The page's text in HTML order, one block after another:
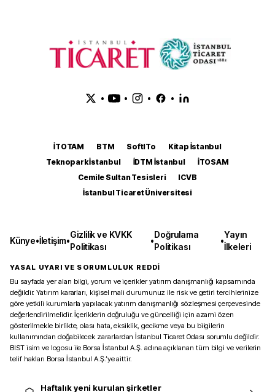
• • • •
İTOTAM BTM SoftITo
Kitap İstanbul
Teknopark İstanbul
İDTM İstanbul
İTOSAM
Cemile Sultan Tesisleri
ICVB
İstanbul Ticaret Üniversitesi
Künye•İletişim•
Gizlilik ve KVKK
Politikası
•
Doğrulama
Politikası
•
Yayın
İlkeleri
YASAL UYARI VE SORUMLULUK REDDİ
Bu sayfada yer alan bilgi, yorum ve içerikler yatırım danışmanlığı kapsamında
değildir. Yatırım kararları, kişisel mali durumunuz ile risk ve getiri tercihlerinize
göre yetkili kurumlarla yapılacak yatırım danışmanlığı sözleşmesi çerçevesinde
değerlendirilmelidir. İçeriklerin doğruluğu ve güncelliği için azami özen
gösterilmekle birlikte, olası hata, eksiklik, gecikme veya bu bilgilerin
kullanımından doğabilecek zararlardan İstanbul Ticaret Odası sorumlu değildir.
BIST isim ve logosu ile Borsa İstanbul A.Ş. adına açıklanan tüm bilgi ve verilerin
telif hakları Borsa İstanbul A.Ş.’ye aittir.
Haftalık yeni kurulan şirketler